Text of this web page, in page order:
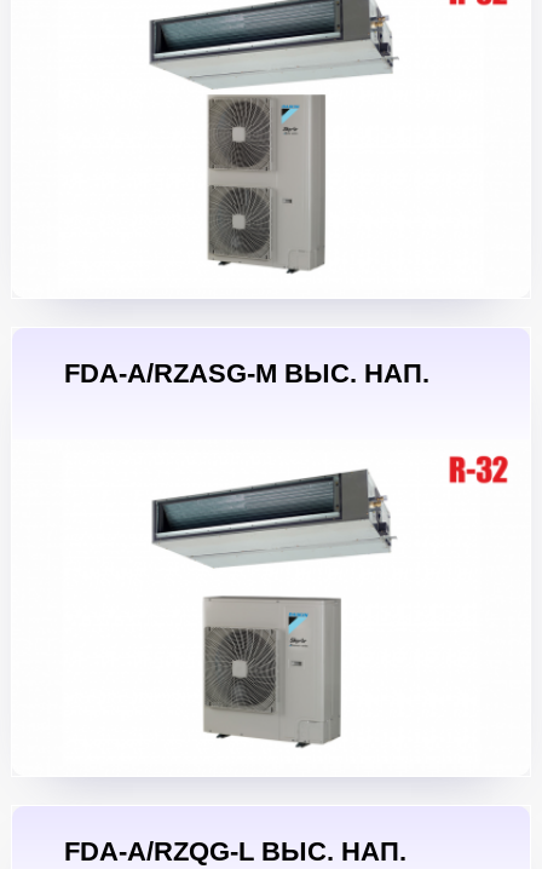
FDA-A/RZASG-M ВЫС. НАП.
FDA-A/RZQG-L ВЫС. НАП.